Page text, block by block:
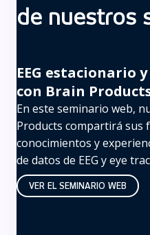
de nuestros
EEG estacionario
con Brain
En este seminario web,
Products compartirá sus
conocimientos y
de datos de EEG y eye
VER EL SEMINARIO WEB